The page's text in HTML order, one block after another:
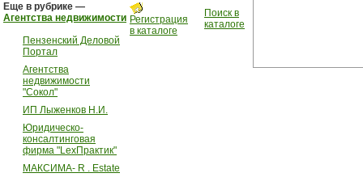
Еще в рубрике —
Агентства недвижимости
Пензенский Деловой
Портал
Агентства
недвижимости
"Сокол"
ИП Лыженков Н.И.
Юридическо-
консалтинговая
фирма "LexПрактик"
МАКСИМА- R . Estate
Регистрация
в каталоге
Поиск в
каталоге